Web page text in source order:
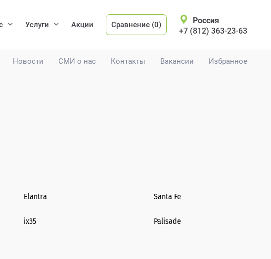
Новости СМИ о нас Контакты Вакансии Избранное
Услуги Акции Сравнение (0)
Россия
+7 (812) 363-23-63
Elantra Santa Fe
ix35 Palisade